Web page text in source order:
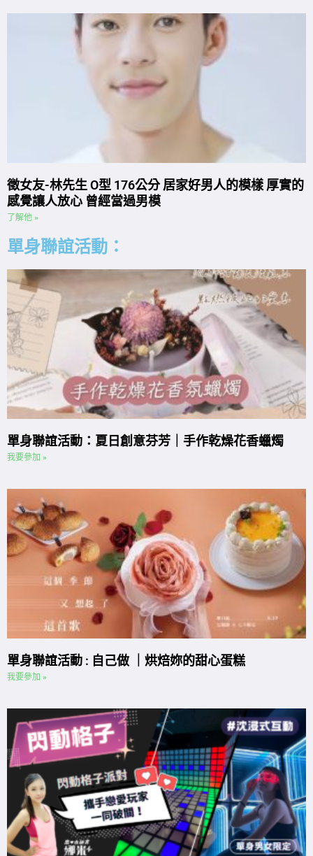
徵女友-林先生 O型 176公分 居家好男人的模樣 厚實的
感覺讓人放心 曾經當過男模
了解他 »
單身聯誼活動：
單身聯誼活動：夏日創意芬芳｜手作乾燥花香蠟燭
我要參加 »
單身聯誼活動 : 自己做 ｜烘焙妳的甜心蛋糕
我要參加 »